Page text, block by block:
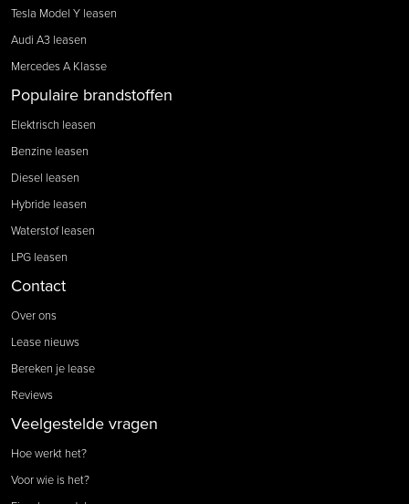
Tesla Model Y leasen
Audi A3 leasen
Mercedes A Klasse
Populaire brandstoffen
Elektrisch leasen
Benzine leasen
Diesel leasen
Hybride leasen
Waterstof leasen
LPG leasen
Contact
Over ons
Lease nieuws
Bereken je lease
Reviews
Veelgestelde vragen
Hoe werkt het?
Voor wie is het?